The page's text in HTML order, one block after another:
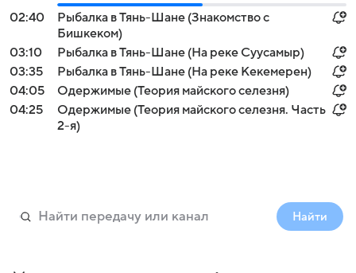
02:40
Рыбалка в Тянь-Шане (Знакомство с
Бишкеком)
03:10
Рыбалка в Тянь-Шане (На реке Суусамыр)
03:35
Рыбалка в Тянь-Шане (На реке Кекемерен)
04:05
Одержимые (Теория майского селезня)
04:25
Одержимые (Теория майского селезня. Часть
2-я)
Найти